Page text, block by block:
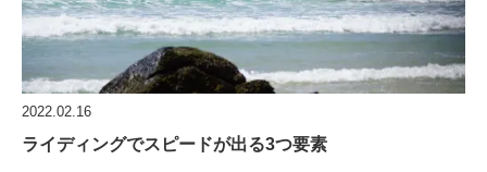
2022.02.16
ライディングでスピードが出る3つ要素